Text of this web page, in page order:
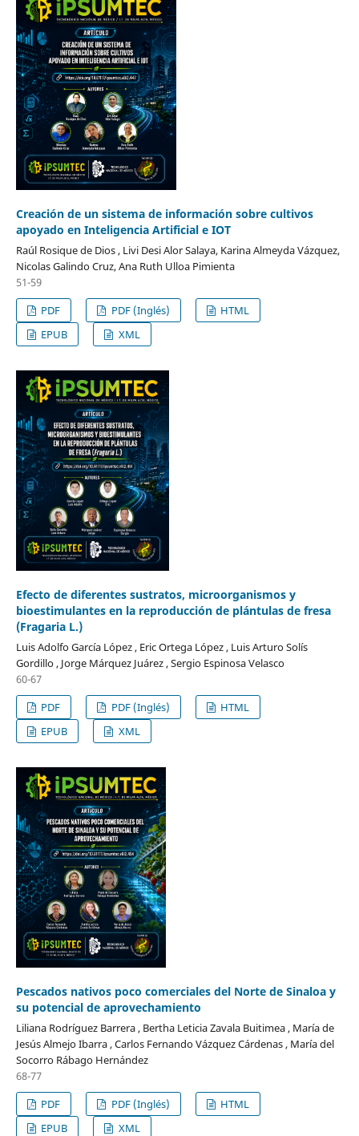
Creación de un sistema de información sobre cultivos
apoyado en Inteligencia Artificial e IOT
Raúl Rosique de Dios , Livi Desi Alor Salaya, Karina Almeyda Vázquez,
Nicolas Galindo Cruz, Ana Ruth Ulloa Pimienta
51-59
PDF
PDF (Inglés)
HTML
EPUB
XML
Efecto de diferentes sustratos, microorganismos y
bioestimulantes en la reproducción de plántulas de fresa
(Fragaria L.)
Luis Adolfo García López , Eric Ortega López , Luis Arturo Solís
Gordillo , Jorge Márquez Juárez , Sergio Espinosa Velasco
60-67
PDF
PDF (Inglés)
HTML
EPUB
XML
Pescados nativos poco comerciales del Norte de Sinaloa y
su potencial de aprovechamiento
Liliana Rodríguez Barrera , Bertha Leticia Zavala Buitimea , María de
Jesús Almejo Ibarra , Carlos Fernando Vázquez Cárdenas , María del
Socorro Rábago Hernández
68-77
PDF
PDF (Inglés)
HTML
EPUB
XML